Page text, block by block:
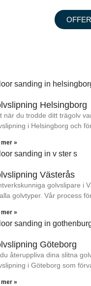
Helsingborg
när du trodde ditt trägolv
i Helsingborg och
mer »
Västerås
golvslipare i
golvtyper. Vår process
mer »
Göteborg
återuppliva dina slitna
i Göteborg som
mer »